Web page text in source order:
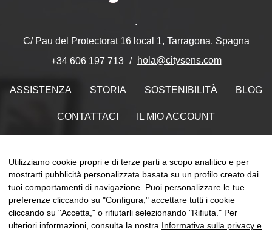
.
C/ Pau del Protectorat 16 local 1, Tarragona, Spagna
+34 606 197 713
hola@citysens.com
ASSISTENZA STORIA SOSTENIBILITÀ BLOG
CONTATTACI IL MIO ACCOUNT
Toggle
☰
IT 0
Utilizziamo cookie propri e di terze parti a scopo analitico e per
mostrarti pubblicità personalizzata basata su un profilo creato dai
tuoi comportamenti di navigazione. Puoi personalizzare le tue
preferenze cliccando su "Configura," accettare tutti i cookie
cliccando su "Accetta," o rifiutarli selezionando "Rifiuta." Per
ulteriori informazioni, consulta la nostra Informativa sulla privacy e